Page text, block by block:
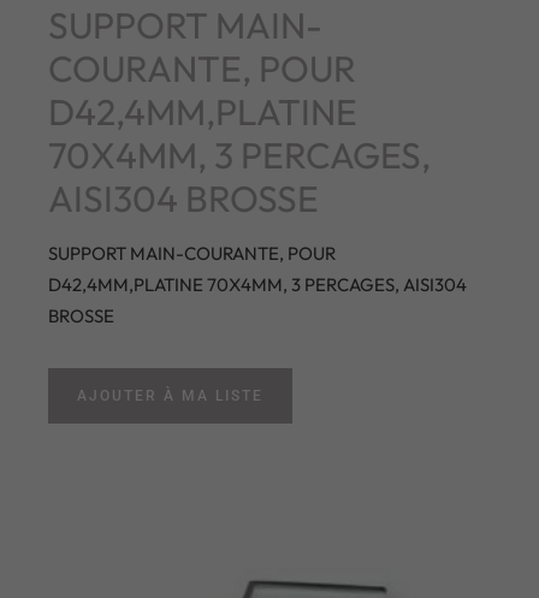
SUPPORT MAIN-
COURANTE, POUR
D42,4MM,PLATINE
70X4MM, 3 PERCAGES,
AISI304 BROSSE
SUPPORT MAIN-COURANTE, POUR
D42,4MM,PLATINE 70X4MM, 3 PERCAGES, AISI304
BROSSE
AJOUTER À MA LISTE